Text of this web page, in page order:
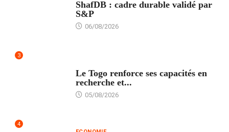
ShafDB : cadre durable validé par
S&P
06/08/2026
3
Le Togo renforce ses capacités en
recherche et...
05/08/2026
4